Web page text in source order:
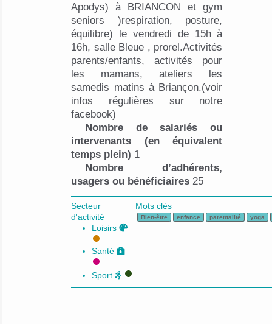
Apodys) à BRIANCON et gym
seniors )respiration, posture,
équilibre) le vendredi de 15h à
16h, salle Bleue , prorel.Activités
parents/enfants, activités pour
les mamans, ateliers les
samedis matins à Briançon.(voir
infos régulières sur notre
facebook)
Nombre de salariés ou
intervenants (en équivalent
temps plein) 1
Nombre d’adhérents,
usagers ou bénéficiaires 25
Secteur
d'activité
Loisirs
Santé
Sport
Mots clés
Bien-être enfance parentalité yoga